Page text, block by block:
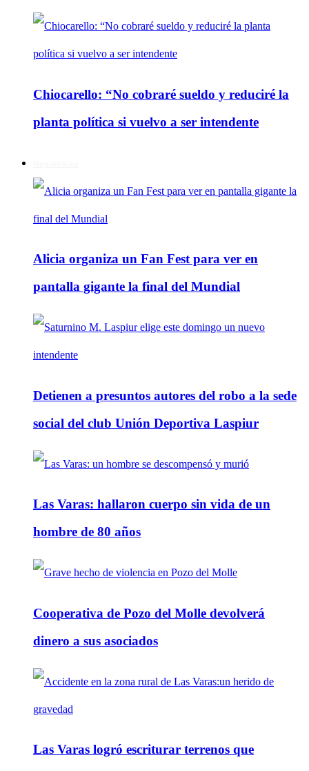
Chiocarello: “No cobraré sueldo y reduciré la
planta política si vuelvo a ser intendente
Alicia organiza un Fan Fest para ver en
pantalla gigante la final del Mundial
Detienen a presuntos autores del robo a la sede
social del club Unión Deportiva Laspiur
Las Varas: hallaron cuerpo sin vida de un
hombre de 80 años
Cooperativa de Pozo del Molle devolverá
dinero a sus asociados
Las Varas logró escriturar terrenos que